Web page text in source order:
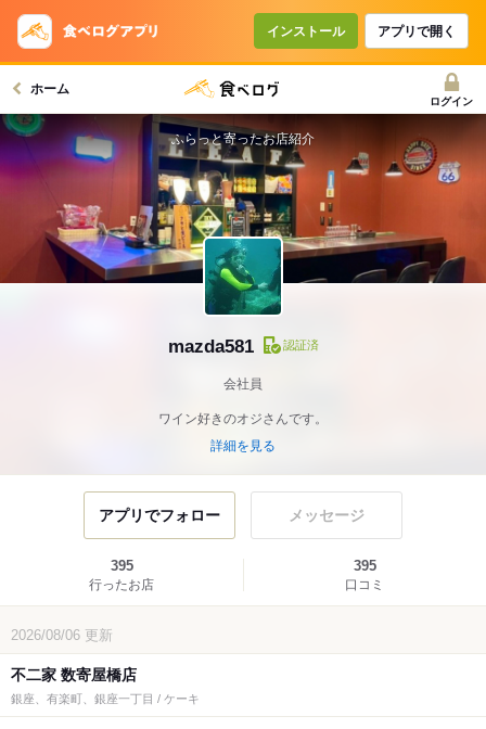
インストール アプリで開く
ホーム
ログイン
mazda581 認証済
会社員
ワイン好きのオジさんです。
詳細を見る
ふらっと寄ったお店紹介
アプリでフォロー メッセージ
395
行ったお店
395
口コミ
2026/08/06 更新
不二家 数寄屋橋店
銀座、有楽町、銀座一丁目 / ケーキ